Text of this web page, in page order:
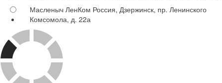
Масленыч ЛенКом Россия, Дзержинск, пр. Ленинского
Комсомола, д. 22а